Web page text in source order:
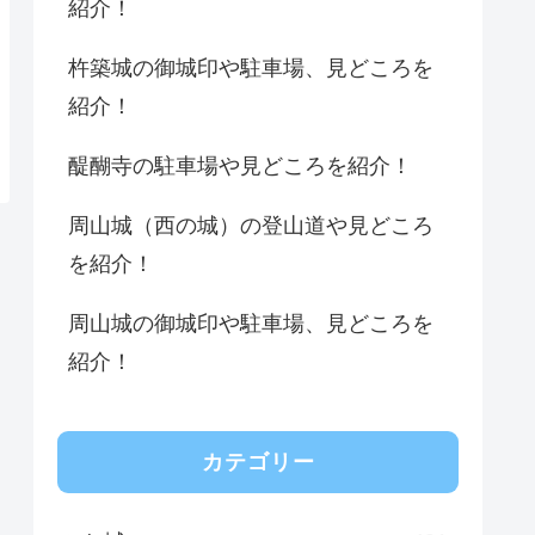
紹介！
杵築城の御城印や駐車場、見どころを
紹介！
醍醐寺の駐車場や見どころを紹介！
周山城（西の城）の登山道や見どころ
を紹介！
周山城の御城印や駐車場、見どころを
紹介！
カテゴリー